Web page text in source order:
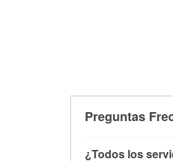
Preguntas
¿Todos los